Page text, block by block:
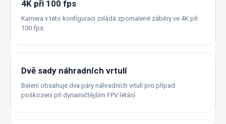
4K při 100 fps
Kamera v této konfiguraci zvládá zpomalené záběry ve 4K při
100 fps.
Dvě sady náhradních vrtulí
Balení obsahuje dva páry náhradních vrtulí pro případ
poškození při dynamičtějším FPV létání.